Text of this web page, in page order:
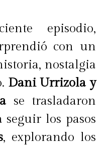
episodio,
con un
nostalgia
Dani Urrizola y
se trasladaron
seguir los pasos
, explorando los